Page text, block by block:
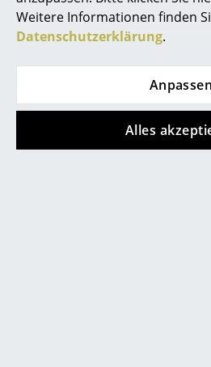
Weitere Informationen finden
Datenschutzerklärung.
Anpassen
Alles
Kinderbetten
0800 15 60
Mo-Fr: 9-17